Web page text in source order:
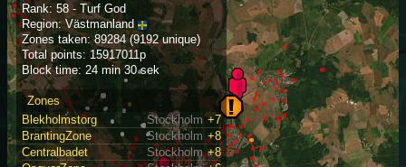
Rank: 58 - Turf God
Region: Västmanland
Zones taken: 89284 (9192 unique)
Total points: 15917011p
Block time: 24 min 30 sek
Zones
Blekholmstorg
+7
Stockholm
BrantingZone
+8
Stockholm
Centralbadet
+8
Stockholm